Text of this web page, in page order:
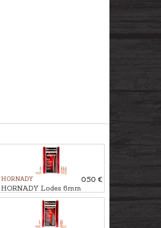
HORNADY
0.50 €
HORNADY Lodes 6mm
BTHP MATCH 6,8g/105gr